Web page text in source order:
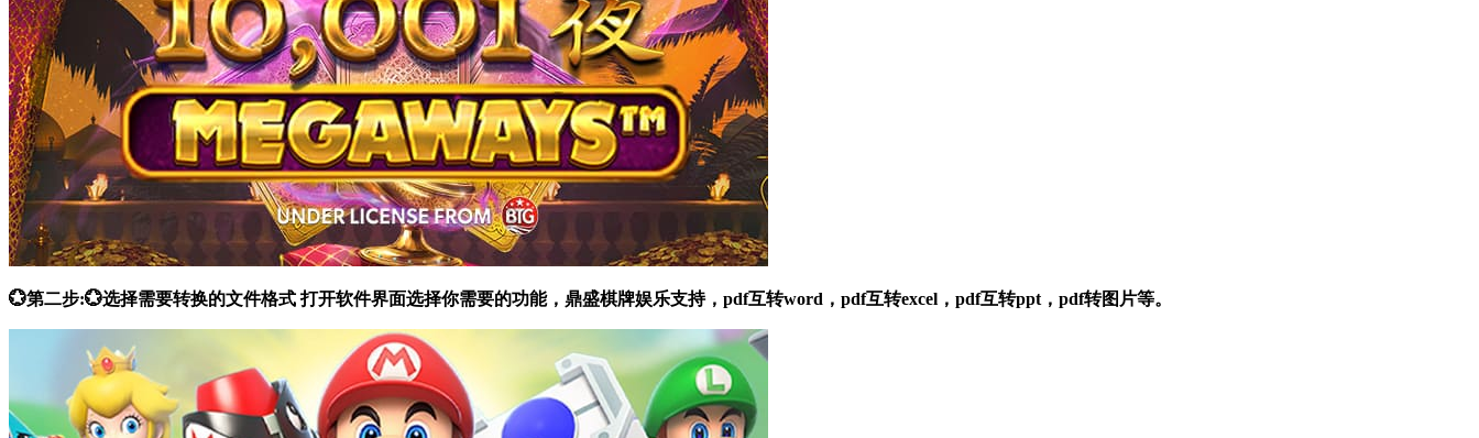
💮第二步:💮选择需要转换的文件格式 打开软件界面选择你需要的功能，鼎盛棋牌娱乐支持，pdf互转word，pdf互转excel，pdf互转ppt，pdf转图片等。